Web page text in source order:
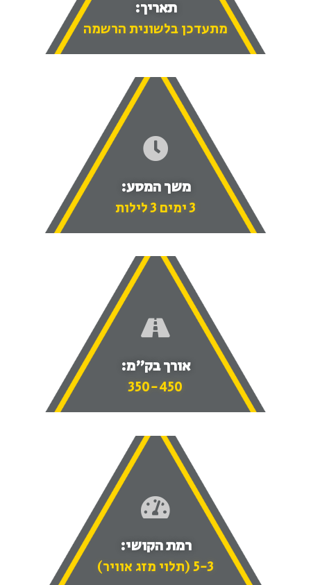
תאריך:
מתעדכן בלשונית הרשמה
משך המסע:
3 ימים 3 לילות
אורך בק"מ:
350-450
רמת הקושי:
5-3 (תלוי מזג אוויר)